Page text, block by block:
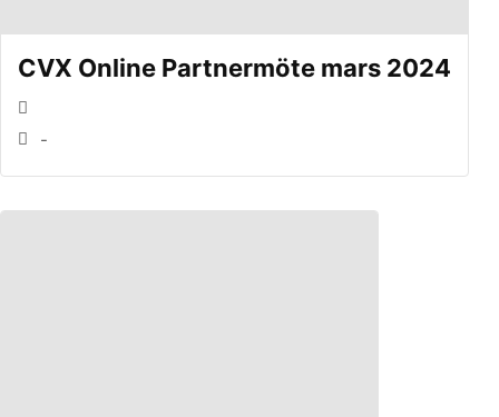
CVX Online Partnermöte mars 2024
-